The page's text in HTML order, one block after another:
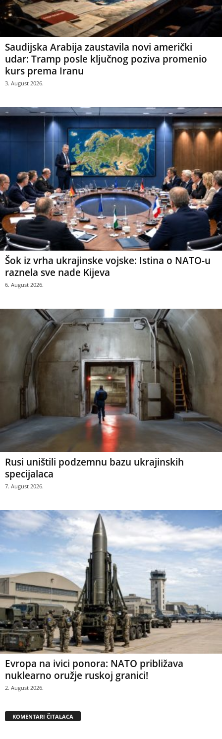
Saudijska Arabija zaustavila novi američki
udar: Tramp posle ključnog poziva promenio
kurs prema Iranu
3. August 2026.
Šok iz vrha ukrajinske vojske: Istina o NATO-u
raznela sve nade Kijeva
6. August 2026.
Rusi uništili podzemnu bazu ukrajinskih
specijalaca
7. August 2026.
Evropa na ivici ponora: NATO približava
nuklearno oružje ruskoj granici!
2. August 2026.
KOMENTARI ČITALACA